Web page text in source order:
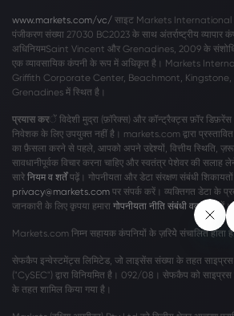
www.markets.com/vc/ साइट Markets International
पंजीकरण संख्या 27030 BC2023 के साथ अंतर्राष्ट्रीय
अधिनियमSaint Vincent और Grenadines, 2009 के
एक व्यावसायिक कंपनी के रूप में अधिकृत है। Markets
Griffith Corporate Center, Beachmont,
Grenadines में स्थित है।
प्रयास कर विदेशी मुद्रा (फ़ॉरेक्स) और कॉन्ट्रैक्ट्स फ़ॉर
निवेशक के लिए उपयुक्त नहीं है। markets.com द्वारा
का फ़ैसला करने से पहले, आपको अपने उद्देश्यों, वित्तीय स्थिति,
सावधानीपूर्वक विचार करना चाहिए और स्वतंत्र पेशेवर की सलाह
सारे नियम व शर्तेंपढ़ें। गोपनीयता और डेटा संरक्षण संबंधी
privacy@markets.com पर संपर्क करें। व्यक्तिगत डेटा के
जानकारी के लिए कृपया हमारा गोपनीयता नीति संबंधी वक्तव्य पढ़ें।
Markets.com निम्न सहायक कंपनियों के ज़रियेे संचालित होता
सेफकैप इन्वेस्टमेंट्स लिमिटेड, जो लाइसेंस संख्या के तहत साइप्रस
("CySEC") द्वारा विनियमित है। 092/08। सेफकैप को
के तहत शामिल किया गया है।